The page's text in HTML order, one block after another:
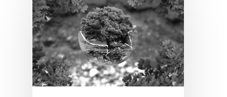
Hit enter to search or ESC to close